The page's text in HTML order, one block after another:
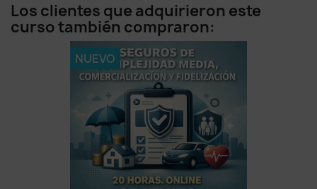
Los clientes que adquirieron este
curso también compraron:
NUEVO